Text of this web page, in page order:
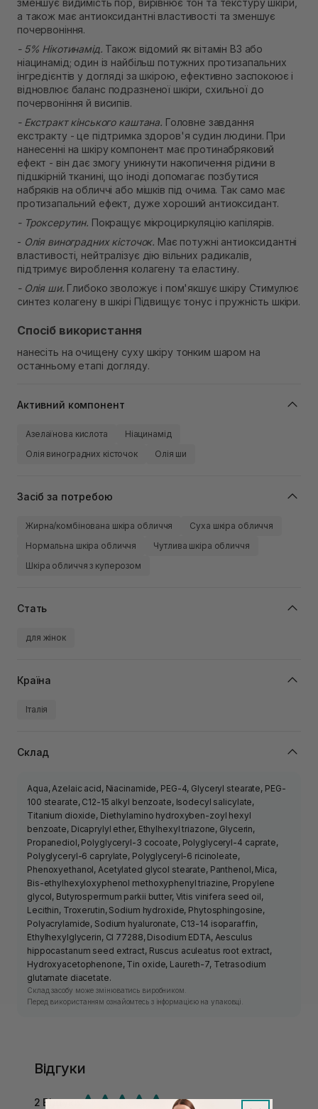
зменшує видимість пор, вирівнює тон та текстуру шкіри,
а також має антиоксидантні властивості та зменшує
почервоніння.
- 5% Нікотинамід. Також відомий як вітамін В3 або
ніацинамід; один із найбільш потужних протизапальних
інгредієнтів у догляді за шкірою, ефективно заспокоює і
відновлює баланс подразненої шкіри, схильної до
почервоніння й висипів.
- Екстракт кінського каштана. Головне завдання
екстракту - це підтримка здоров'я судин людини. При
нанесенні на шкіру компонент має протинабряковий
ефект - він дає змогу уникнути накопичення рідини в
підшкірній тканині, що іноді допомагає позбутися
набряків на обличчі або мішків під очима. Так само має
протизапальний ефект, дуже хороший антиоксидант.
- Троксерутин. Покращує мікроциркуляцію капілярів.
- Олія виноградних кісточок. Має потужні антиоксидантні
властивості, нейтралізує дію вільних радикалів,
підтримує вироблення колагену та еластину.
- Олія ши. Глибоко зволожує і пом'якшує шкіру Стимулює
синтез колагену в шкірі Підвищує тонус і пружність шкіри.
Спосіб використання
нанесіть на очищену суху шкіру тонким шаром на
останньому етапі догляду.
Активний компонент
Азелаїнова кислота
Ніацинамід
Олія виноградних кісточок
Олія ши
Засіб за потребою
Жирна/комбінована шкіра обличчя
Суха шкіра обличчя
Нормальна шкіра обличчя
Чутлива шкіра обличчя
Шкіра обличчя з куперозом
Стать
для жінок
Країна
Італія
Склад
Aqua, Azelaic acid, Niacinamide, PEG-4, Glyceryl stearate, PEG-
100 stearate, C12-15 alkyl benzoate, Isodecyl salicylate,
Titanium dioxide, Diethylamino hydroxyben-zoyl hexyl
benzoate, Dicaprylyl ether, Ethylhexyl triazone, Glycerin,
Propanediol, Polyglyceryl-3 cocoate, Polyglyceryl-4 caprate,
Polyglyceryl-6 caprylate, Polyglyceryl-6 ricinoleate,
Phenoxyethanol, Acetylated glycol stearate, Panthenol, Mica,
Bis-ethylhexyloxyphenol methoxyphenyl triazine, Propylene
glycol, Butyrospermum parkii butter, Vitis vinifera seed oil,
Lecithin, Troxerutin, Sodium hydroxide, Phytosphingosine,
Polyacrylamide, Sodium hyaluronate, C13-14 isoparaffin,
Ethylhexylglycerin, CI 77288, Disodium EDTA, Aesculus
hippocastanum seed extract, Ruscus aculeatus root extract,
Hydroxyacetophenone, Tin oxide, Laureth-7, Tetrasodium
glutamate diacetate.
Склад засобу може змінюватись виробником.
Перед використанням ознайомтесь з інформацією на упаковці.
Відгуки
2 Відгуки